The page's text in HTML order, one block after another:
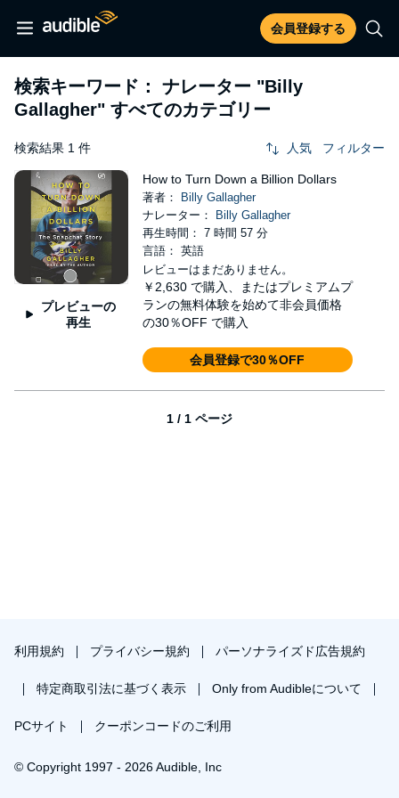
会員登録する
検索キーワード： ナレーター "Billy
Gallagher" すべてのカテゴリー
検索結果 1 件 人気 フィルター
プレビューの
再生
How to Turn Down a Billion Dollars
著者：
Billy Gallagher
ナレーター：
Billy Gallagher
再生時間： 7 時間 57 分
言語： 英語
レビューはまだありません。
￥2,630 で購入、またはプレミアムプ
ランの無料体験を始めて非会員価格
の30％OFF で購入
会員登録で30％OFF
1 / 1 ページ
利用規約 プライバシー規約 パーソナライズド広告規約
特定商取引法に基づく表示 Only from Audibleについて
PCサイト クーポンコードのご利用
© Copyright 1997 - 2026 Audible, Inc